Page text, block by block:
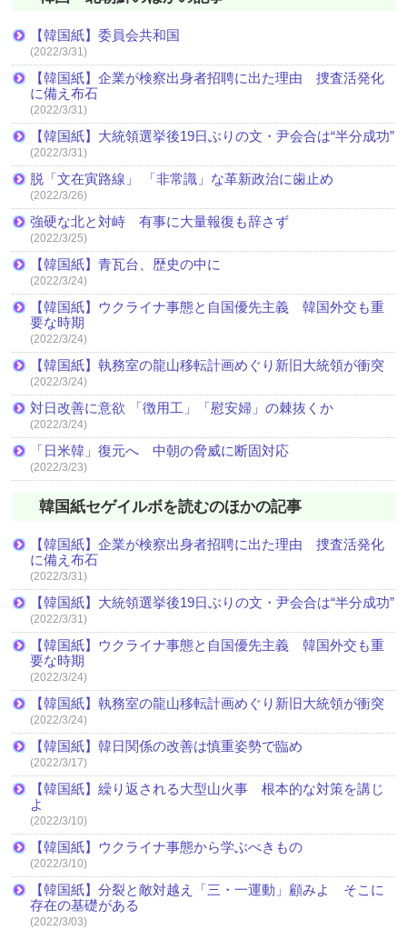
【韓国紙】委員会共和国
(2022/3/31)
【韓国紙】企業が検察出身者招聘に出た理由 捜査活発化
に備え布石
(2022/3/31)
【韓国紙】大統領選挙後19日ぶりの文・尹会合は“半分成功”
(2022/3/31)
脱「文在寅路線」 「非常識」な革新政治に歯止め
(2022/3/26)
強硬な北と対峙 有事に大量報復も辞さず
(2022/3/25)
【韓国紙】青瓦台、歴史の中に
(2022/3/24)
【韓国紙】ウクライナ事態と自国優先主義 韓国外交も重
要な時期
(2022/3/24)
【韓国紙】執務室の龍山移転計画めぐり新旧大統領が衝突
(2022/3/24)
対日改善に意欲 「徴用工」「慰安婦」の棘抜くか
(2022/3/24)
「日米韓」復元へ 中朝の脅威に断固対応
(2022/3/23)
韓国紙セゲイルボを読むのほかの記事
【韓国紙】企業が検察出身者招聘に出た理由 捜査活発化
に備え布石
(2022/3/31)
【韓国紙】大統領選挙後19日ぶりの文・尹会合は“半分成功”
(2022/3/31)
【韓国紙】ウクライナ事態と自国優先主義 韓国外交も重
要な時期
(2022/3/24)
【韓国紙】執務室の龍山移転計画めぐり新旧大統領が衝突
(2022/3/24)
【韓国紙】韓日関係の改善は慎重姿勢で臨め
(2022/3/17)
【韓国紙】繰り返される大型山火事 根本的な対策を講じ
よ
(2022/3/10)
【韓国紙】ウクライナ事態から学ぶべきもの
(2022/3/10)
【韓国紙】分裂と敵対越え「三・一運動」顧みよ そこに
存在の基礎がある
(2022/3/03)